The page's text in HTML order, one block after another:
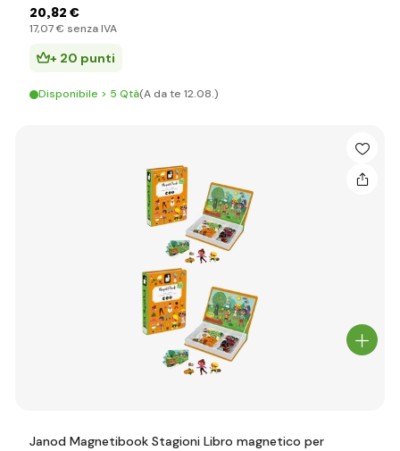
20,82 €
17,07 € senza IVA
+ 20 punti
Disponibile > 5 Qtà(A da te 12.08.)
Janod Magnetibook Stagioni Libro magnetico per